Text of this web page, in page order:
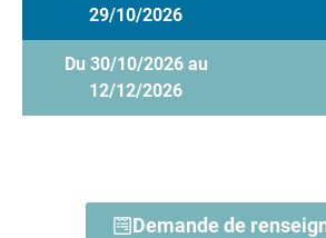
29/10/2026
Du 30/10/2026 au
12/12/2026
Demande de